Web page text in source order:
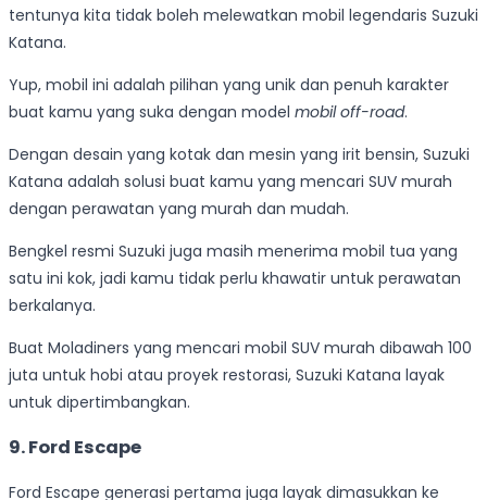
tentunya kita tidak boleh melewatkan mobil legendaris Suzuki
Katana.
Yup, mobil ini adalah pilihan yang unik dan penuh karakter
buat kamu yang suka dengan model mobil off-road.
Dengan desain yang kotak dan mesin yang irit bensin, Suzuki
Katana adalah solusi buat kamu yang mencari SUV murah
dengan perawatan yang murah dan mudah.
Bengkel resmi Suzuki juga masih menerima mobil tua yang
satu ini kok, jadi kamu tidak perlu khawatir untuk perawatan
berkalanya.
Buat Moladiners yang mencari mobil SUV murah dibawah 100
juta untuk hobi atau proyek restorasi, Suzuki Katana layak
untuk dipertimbangkan.
9.Ford Escape
Ford Escape generasi pertama juga layak dimasukkan ke